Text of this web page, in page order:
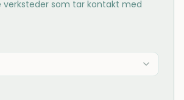
verksteder som tar kontakt med